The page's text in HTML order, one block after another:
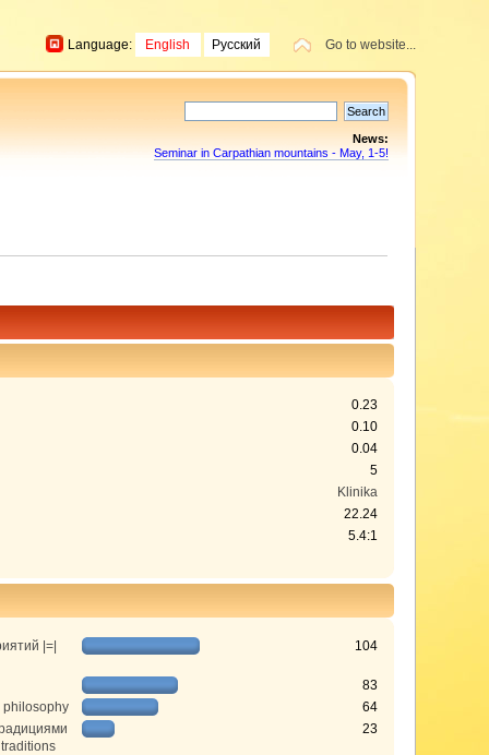
Go to website...
Language: English Русский
News:
Seminar in Carpathian mountains - May, 1-5!
0.23
0.10
0.04
5
Klinika
22.24
5.4:1
|=| 104
83
64
23